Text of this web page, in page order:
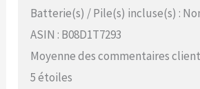
Batterie(s) / Pile(s) incluse(s) :
ASIN : B08D1T7293
Moyenne des commentaires
5 étoiles